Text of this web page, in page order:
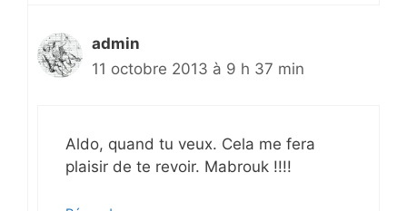
admin
11 octobre 2013 à 9 h 37 min
Aldo, quand tu veux. Cela me fera
plaisir de te revoir. Mabrouk !!!!